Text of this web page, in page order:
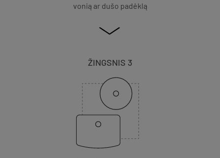
vonią ar dušo padėklą
ŽINGSNIS 3